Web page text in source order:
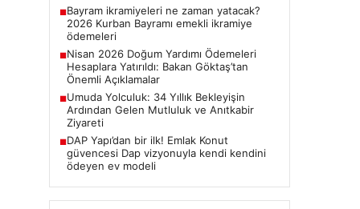
■Bayram ikramiyeleri ne zaman yatacak?
2026 Kurban Bayramı emekli ikramiye
ödemeleri
■Nisan 2026 Doğum Yardımı Ödemeleri
Hesaplara Yatırıldı: Bakan Göktaş’tan
Önemli Açıklamalar
■Umuda Yolculuk: 34 Yıllık Bekleyişin
Ardından Gelen Mutluluk ve Anıtkabir
Ziyareti
■DAP Yapı’dan bir ilk! Emlak Konut
güvencesi Dap vizyonuyla kendi kendini
ödeyen ev modeli